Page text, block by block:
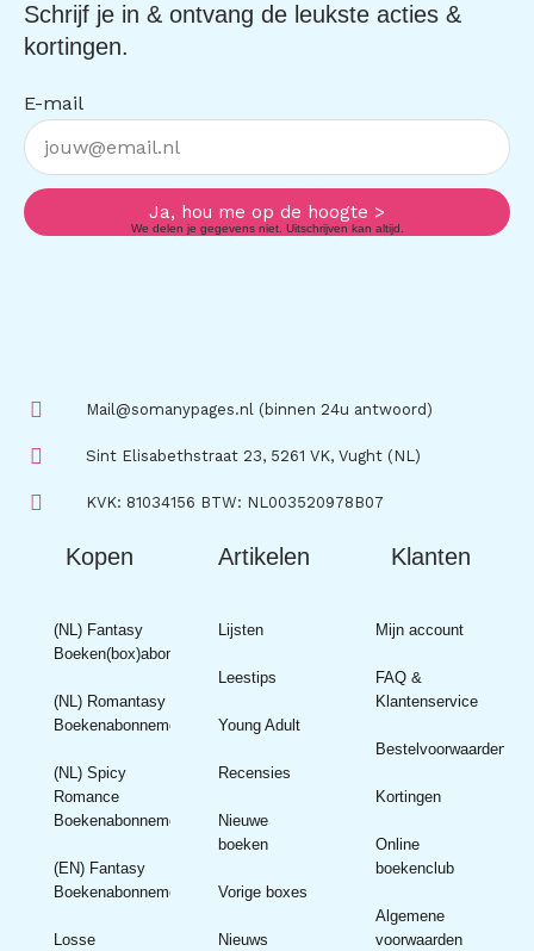
Schrijf je in & ontvang de leukste acties &
kortingen.
E-mail
Ja, hou me op de hoogte >
We delen je gegevens niet. Uitschrijven kan altijd.
Mail@somanypages.nl (binnen 24u antwoord)
Sint Elisabethstraat 23, 5261 VK, Vught (NL)
KVK: 81034156 BTW: NL003520978B07
Kopen
(NL) Fantasy
Boeken(box)abonnement
(NL) Romantasy
Boekenabonnement
(NL) Spicy
Romance
Boekenabonnement
(EN) Fantasy
Boekenabonnement
Losse
Artikelen
Lijsten
Leestips
Young Adult
Recensies
Nieuwe
boeken
Vorige boxes
Nieuws
Klanten
Mijn account
FAQ &
Klantenservice
Bestelvoorwaarden
Kortingen
Online
boekenclub
Algemene
voorwaarden